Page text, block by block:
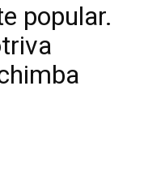
popular.